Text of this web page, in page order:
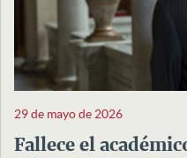
29 de mayo de 2026
Fallece el